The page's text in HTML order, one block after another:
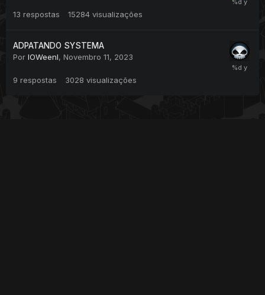
13 respostas 15284 visualizações
ADPATANDO SYSTEMA
Por IOWeenI, Novembro 11, 2023
9 respostas 3028 visualizações